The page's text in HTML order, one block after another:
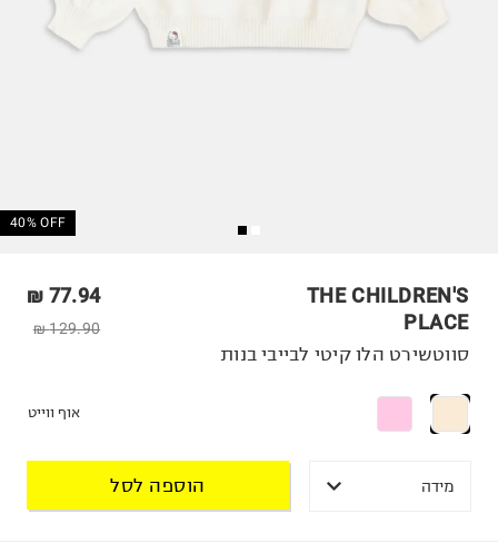
40% OFF
THE CHILDREN'S
PLACE
77.94 ₪
129.90 ₪
סווטשירט הלו קיטי לבייבי בנות
אוף ווייט
מידה הוספה לסל